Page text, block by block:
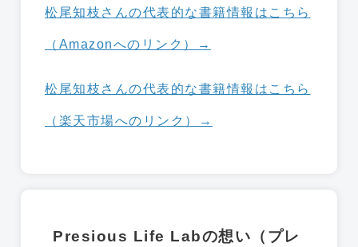
松尾知枝さんの代表的な書籍情報はこちら
（Amazonへのリンク）→
松尾知枝さんの代表的な書籍情報はこちら
（楽天市場へのリンク）→
Presious Life Labの想い（プレ